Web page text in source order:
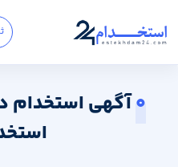
0آگهی استخدام